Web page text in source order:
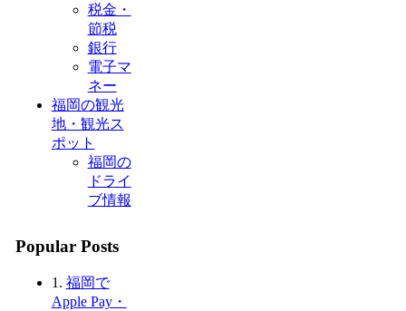
税金・
節税
銀行
電子マ
ネー
福岡の観光
地・観光ス
ポット
福岡の
ドライ
ブ情報
Popular Posts
1. 福岡で
Apple Pay・